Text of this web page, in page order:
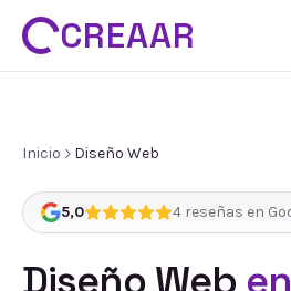
CREAAR
Inicio Diseño Web
5,0 4 reseñas en